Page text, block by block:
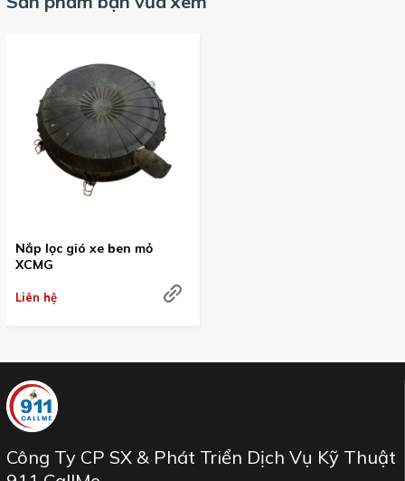
Nắp lọc gió xe ben mỏ
XCMG
Liên hệ
Công Ty CP SX & Phát Triển Dịch Vụ Kỹ Thuật